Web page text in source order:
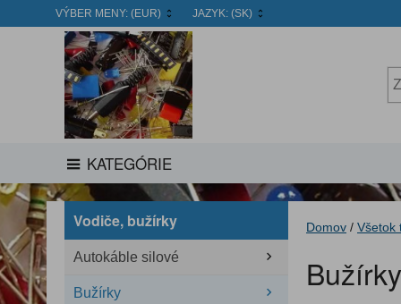
VÝBER MENY: (EUR) JAZYK: (SK)
KATEGÓRIE
Vodiče, bužírky
Autokáble silové
Bužírky
Domov / Všetok
Bužírky